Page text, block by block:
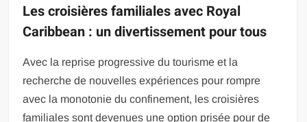
Les croisières familiales avec Royal
Caribbean : un divertissement pour tous
Avec la reprise progressive du tourisme et la
recherche de nouvelles expériences pour rompre
avec la monotonie du confinement, les croisières
familiales sont devenues une option prisée pour de